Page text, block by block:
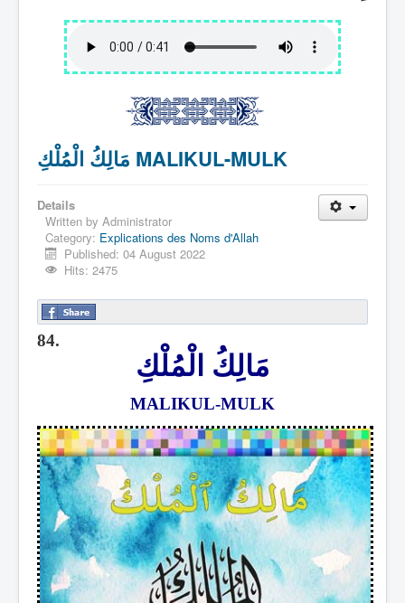
مَالِكُ الْمُلْكِ MALIKUL-MULK
Details
Written by Administrator
Category: Explications des Noms d'Allah
Published: 04 August 2022
Hits: 2475
84.
مَالِكُ الْمُلْكِ
MALIKUL-MULK